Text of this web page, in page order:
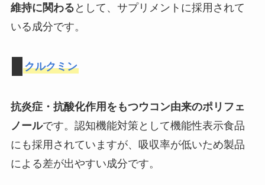
維持に関わる として、サプリメントに採用されて
いる成分です。
クルクミン
抗炎症・抗酸化作用をもつウコン由来のポリフェ
ノールです。認知機能対策として機能性表示食品
にも採用されていますが、吸収率が低いため製品
による差が出やすい成分です。